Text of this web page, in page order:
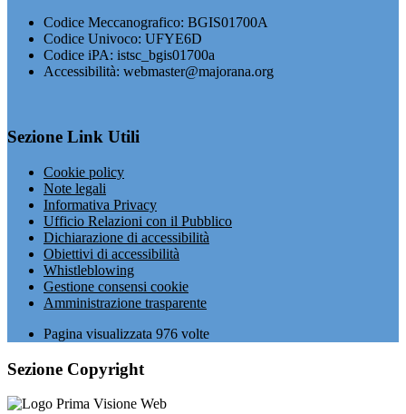
Codice Meccanografico: BGIS01700A
Codice Univoco: UFYE6D
Codice iPA: istsc_bgis01700a
Accessibilità: webmaster@majorana.org
Sezione Link Utili
Cookie policy
Note legali
Informativa Privacy
Ufficio Relazioni con il Pubblico
Dichiarazione di accessibilità
Obiettivi di accessibilità
Whistleblowing
Gestione consensi cookie
Amministrazione trasparente
Pagina visualizzata 976 volte
Sezione Copyright